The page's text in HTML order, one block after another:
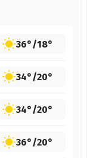
36°/18°
34°/20°
34°/20°
36°/20°